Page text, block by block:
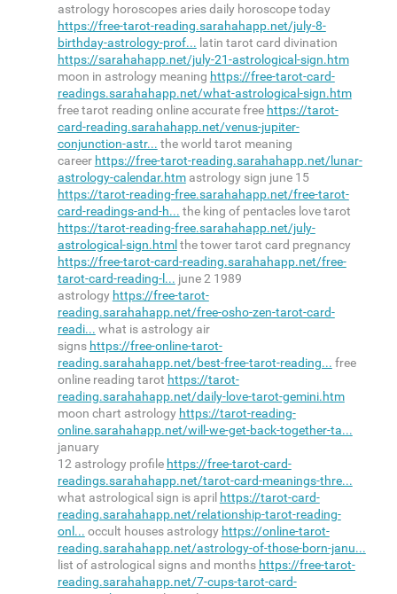
astrology horoscopes aries daily horoscope today
https://free-tarot-reading.sarahahapp.net/july-8-
birthday-astrology-prof... latin tarot card divination
https://sarahahapp.net/july-21-astrological-sign.htm
moon in astrology meaning https://free-tarot-card-
readings.sarahahapp.net/what-astrological-sign.htm
free tarot reading online accurate free https://tarot-
card-reading.sarahahapp.net/venus-jupiter-
conjunction-astr... the world tarot meaning
career https://free-tarot-reading.sarahahapp.net/lunar-
astrology-calendar.htmastrology sign june 15
https://tarot-reading-free.sarahahapp.net/free-tarot-
card-readings-and-h... the king of pentacles love tarot
https://tarot-reading-free.sarahahapp.net/july-
astrological-sign.html the tower tarot card pregnancy
https://free-tarot-card-reading.sarahahapp.net/free-
tarot-card-reading-l... june 2 1989
astrology https://free-tarot-
reading.sarahahapp.net/free-osho-zen-tarot-card-
readi... what is astrology air
signs https://free-online-tarot-
reading.sarahahapp.net/best-free-tarot-reading... free
online reading tarot https://tarot-
reading.sarahahapp.net/daily-love-tarot-gemini.htm
moon chart astrology https://tarot-reading-
online.sarahahapp.net/will-we-get-back-together-ta...
january
12 astrology profile https://free-tarot-card-
readings.sarahahapp.net/tarot-card-meanings-thre...
what astrological sign is april https://tarot-card-
reading.sarahahapp.net/relationship-tarot-reading-
onl... occult houses astrology https://online-tarot-
reading.sarahahapp.net/astrology-of-those-born-janu...
list of astrological signs and months https://free-tarot-
reading.sarahahapp.net/7-cups-tarot-card-